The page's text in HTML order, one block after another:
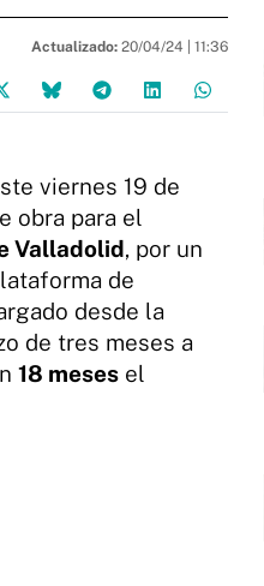
Actualizado: 20/04/24 | 11:36
viernes 19 de
obra para el
Valladolid, por un
de
desde la
de tres meses a
18 meses el